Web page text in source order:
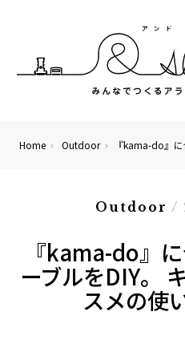
Home Outdoor 『kama-do』
Outdoor /
『kama-do』
ーブルをDIY。
スメの使